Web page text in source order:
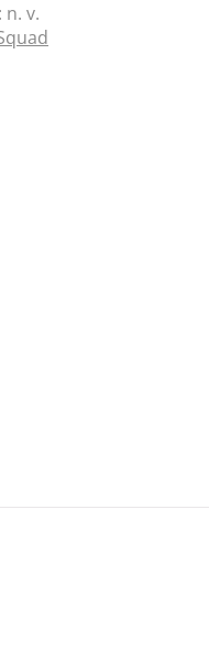
n. v.